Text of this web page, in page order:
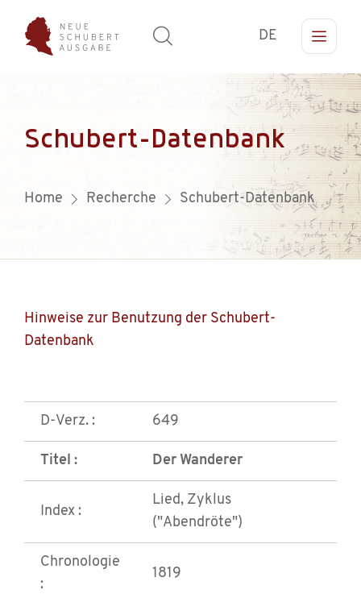
DE
Schubert-Datenbank
Home Recherche Schubert-Datenbank
Hinweise zur Benutzung der Schubert-
Datenbank
D-Verz. : 649
Titel : Der Wanderer
Index :
Lied, Zyklus
("Abendröte")
Chronologie
:
1819